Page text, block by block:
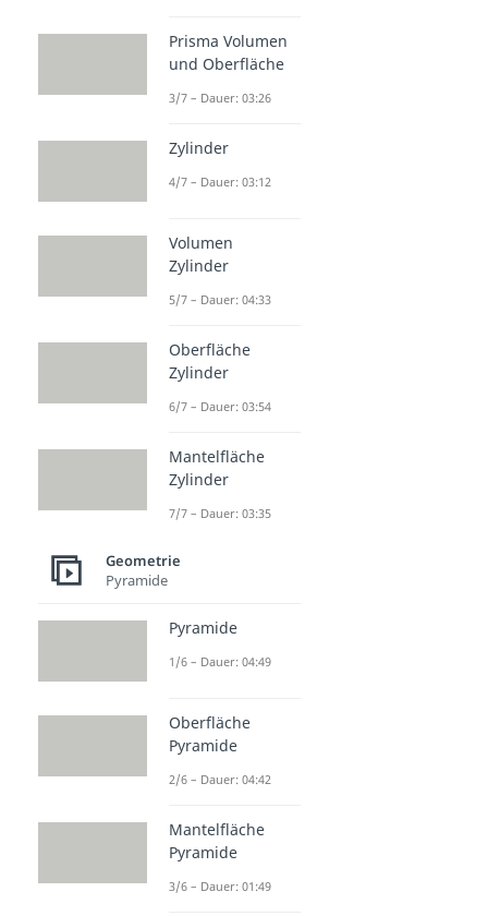
Prisma Volumen
und Oberfläche
3/7 – Dauer: 03:26
Zylinder
4/7 – Dauer: 03:12
Volumen
Zylinder
5/7 – Dauer: 04:33
Oberfläche
Zylinder
6/7 – Dauer: 03:54
Mantelfläche
Zylinder
7/7 – Dauer: 03:35
Geometrie
Pyramide
Pyramide
1/6 – Dauer: 04:49
Oberfläche
Pyramide
2/6 – Dauer: 04:42
Mantelfläche
Pyramide
3/6 – Dauer: 01:49